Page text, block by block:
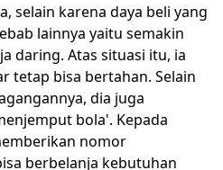
selain karena daya beli yang
lainnya yaitu semakin
daring. Atas situasi itu, ia
tetap bisa bertahan. Selain
dia juga
bola'. Kepada
nomor
berbelanja kebutuhan